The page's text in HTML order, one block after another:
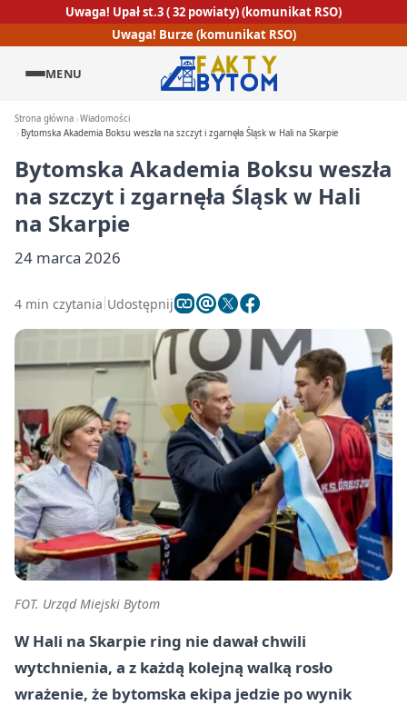
Uwaga! Upał st.3 ( 32 powiaty) (komunikat RSO)
Uwaga! Burze (komunikat RSO)
MENU
Strona główna Wiadomości
Bytomska Akademia Boksu weszła na szczyt i zgarnęła Śląsk w Hali na Skarpie
Bytomska Akademia Boksu weszła
na szczyt i zgarnęła Śląsk w Hali
na Skarpie
24 marca 2026
4 min czytania Udostępnij
FOT. Urząd Miejski Bytom
W Hali na Skarpie ring nie dawał chwili
wytchnienia, a z każdą kolejną walką rosło
wrażenie, że bytomska ekipa jedzie po wynik